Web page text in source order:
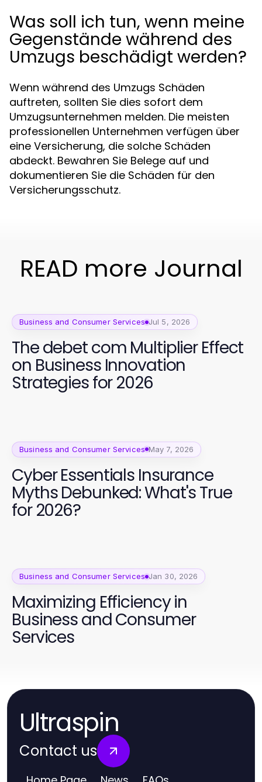
Was soll ich tun, wenn meine
Gegenstände während des
Umzugs beschädigt werden?
Wenn während des Umzugs Schäden
auftreten, sollten Sie dies sofort dem
Umzugsunternehmen melden. Die meisten
professionellen Unternehmen verfügen über
eine Versicherung, die solche Schäden
abdeckt. Bewahren Sie Belege auf und
dokumentieren Sie die Schäden für den
Versicherungsschutz.
READ more Journal
Business and Consumer Services Jul 5, 2026
The debet com Multiplier Effect
on Business Innovation
Strategies for 2026
Business and Consumer Services May 7, 2026
Cyber Essentials Insurance
Myths Debunked: What's True
for 2026?
Business and Consumer Services Jan 30, 2026
Maximizing Efficiency in
Business and Consumer
Services
Ultraspin
Contact us